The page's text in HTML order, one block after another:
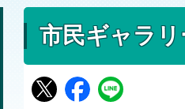
市民ギャラ